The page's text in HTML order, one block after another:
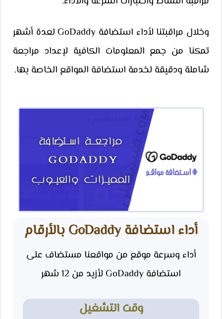
وخلال مراقبتنا لأداء استضافة GoDaddy لعدة أشهر
تمكنا من جمع المعلومات الكافية لإعداد مراجعة
شاملة ودقيقة لخدمة استضافة المواقع الخاصة بها.
أداء استضافة GoDaddy بالأرقام
أداء وسرعة موقع من مواقعنا مستضاف على
استضافة GoDaddy لأزيد من 12 شهر
وقت التشغيل